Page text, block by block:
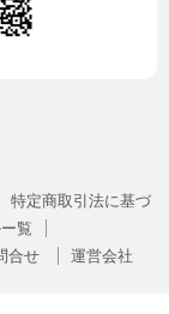
特定商取引法に基づ
覧
合せ 運営会社